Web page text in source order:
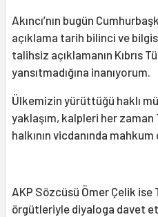
Akıncı’nın bugün
açıklama tarih bilinci ve
talihsiz açıklamanın Kıbrıs
yansıtmadığına inanıyorum.
Ülkemizin yürüttüğü haklı
yaklaşım, kalpleri her zaman
halkının vicdanında
AKP Sözcüsü Ömer Çelik
örgütleriyle diyaloga davet